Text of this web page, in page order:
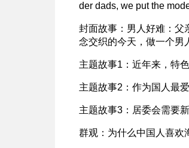
der dads, we put the
封面故事： 男人好难：父
念交织的今天，做一个男
主题故事1 ： 近年来，特
主题故事2 ： 作为国人最
主题故事3 ： 居委会需要
群观： 为什么中国人喜欢